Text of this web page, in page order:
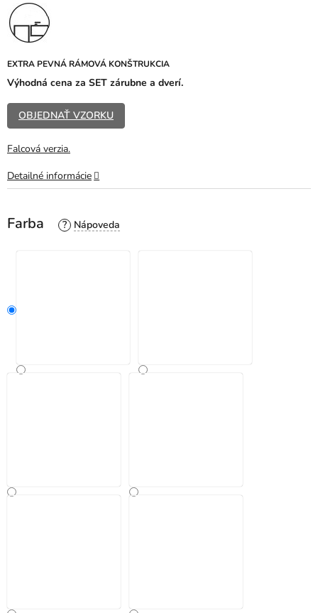
Farba ?
EXTRA PEVNÁ RÁMOVÁ KONŠTRUKCIA
Výhodná cena za SET zárubne a dverí.
OBJEDNAŤ VZORKU
Falcová verzia.
Detailné informácie